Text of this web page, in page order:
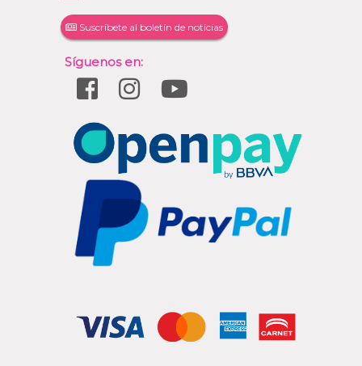
Suscríbete al boletín de noticias
Síguenos en: